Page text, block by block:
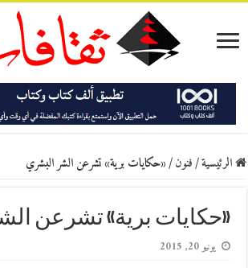
الرئيسية/فنون/«حكايات برية» تشرعن الشر البشري
«حكايات برية» تشرعن
يونيو 20, 2015